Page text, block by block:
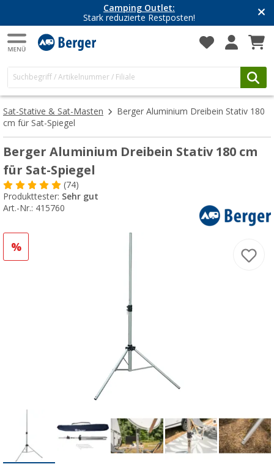
Camping Outlet:
Stark reduzierte Restposten!
Sat-Stative & Sat-Masten
Berger Aluminium Dreibein Stativ 180
cm für Sat-Spiegel
Berger Aluminium Dreibein Stativ 180 cm
für Sat-Spiegel
(74)
Produkttester: Sehr gut
Art.-Nr.: 415760
%